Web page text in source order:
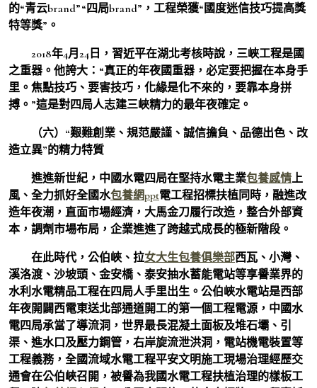
的“青云brand”“四局brand”，工程榮獲“國度迷信技巧提高獎
特等獎”。
2018年4月24日，習近平在湖北考核時說，三峽工程是國
之重器。他誇大：“真正的年夜國重器，必定要把握在本身手
里。焦點技巧、要害技巧，化緣是化不來的，要靠本身拼
搏。”這是對四局人志建三峽精力的最年夜確定。
（六）“艱難創業、規范嚴謹、誠信擔負、品德出色、改
造立異”的精力特質
進進新世紀，中國水電四局在堅持水電主業包養感情上
風、全力抓好全國水包養網ppt電工程招標扶植同時，融進改
造年夜潮，直面市場經濟，大馬金刀履行改造，整合外部資
本，調劑市場布局，企業進進了跨越式成長的極新階段。
在此時代，公伯峽、拉女大生包養俱樂部西瓦、小灣、
溪洛渡、沙坡頭、金安橋、泰安抽水蓄能電站等享譽業界的
水利水電精品工程在四局人手里出生。公伯峽水電站是西部
年夜開闢西電東送北部通道開工的第一個工程電源，中國水
電四局承當了導流洞，世界最長混凝土面板及堆石壩、引
渠、進水口及壓力鋼管，右岸旋流泄洪洞，電站機電裝置等
工程義務，全國流域水電工程平安文明施工現場治理經歷交
通會在公伯峽召開，被譽為我國水電工程扶植治理的樣板工